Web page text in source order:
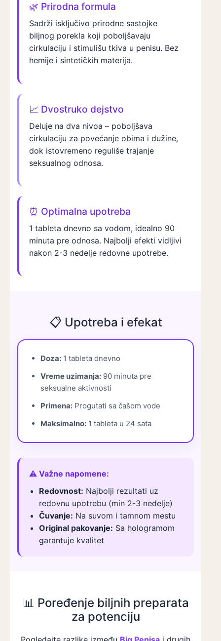
🌿 Prirodna formula
Sadrži isključivo prirodne sastojke
biljnog porekla koji poboljšavaju
cirkulaciju i stimulišu tkiva u penisu. Bez
hemije i sintetičkih materija.
📈 Dvostruko dejstvo
Deluje na dva nivoa – poboljšava
cirkulaciju za povećanje obima i dužine,
dok istovremeno reguliše trajanje
seksualnog odnosa.
⏰ Optimalna upotreba
1 tableta dnevno sa vodom, idealno 90
minuta pre odnosa. Najbolji efekti vidljivi
nakon 2-3 nedelje redovne upotrebe.
📋 Upotreba i efekat
Doza: 1 tableta dnevno
Vreme uzimanja: 90 minuta pre
seksualne aktivnosti
Primena: Progutati sa čašom vode
Maksimalno: 1 tableta u 24 sata
⚠️ Važne napomene:
Redovnost: Najbolji rezultati uz
redovnu upotrebu (min 2-3 nedelje)
Čuvanje: Na suvom i tamnom mestu
Original pakovanje: Sa hologramom
garantuje kvalitet
📊 Poređenje biljnih preparata
za potenciju